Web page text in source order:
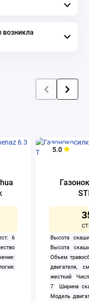
возникла
6
5.0
Высота
Высота
Объем
двигателя,
жесткий
7
Ширина
Модель